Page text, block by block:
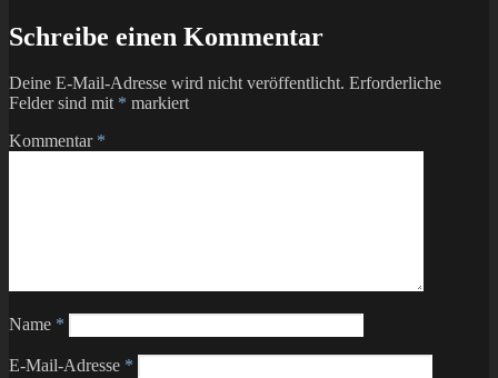
Schreibe einen Kommentar
Deine E-Mail-Adresse wird nicht veröffentlicht. Erforderliche
Felder sind mit * markiert
Kommentar *
Name *
E-Mail-Adresse *